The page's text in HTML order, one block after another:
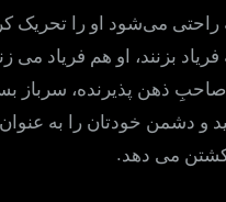
راحتی می‌شود او را تحریک
فریاد بزنند، او هم فریاد می
صاحبِ ذهن پذیرنده، سرباز
و دشمن خودتان را به
می دهد.